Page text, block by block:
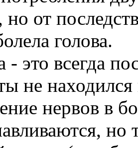
но от
голова.
это всегда
не
нервов в